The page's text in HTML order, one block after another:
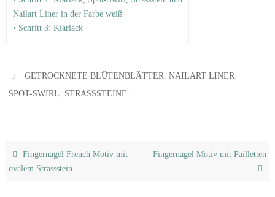
Nailart Liner in der Farbe weiß
• Schritt 3: Klarlack
GETROCKNETE BLÜTENBLÄTTER,NAILART LINER,
SPOT-SWIRL, STRASSSTEINE
Fingernagel French Motiv mit
ovalem Strassstein
Fingernagel Motiv mit Pailletten